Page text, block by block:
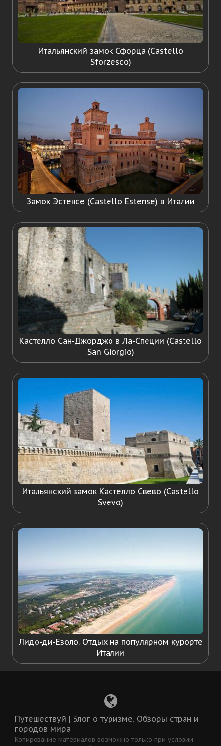
Итальянский замок Сфорца (Castello
Sforzesco)
Замок Эстенсе (Castello Estense) в Италии
Кастелло Сан-Джорджо в Ла-Специи (Castello
San Giorgio)
Итальянский замок Кастелло Свево (Castello
Svevo)
Лидо-ди-Езоло. Отдых на популярном курорте
Италии
Путешествуй | Блог о туризме. Обзоры стран и
городов мира
Копирование материалов возможно только при условии